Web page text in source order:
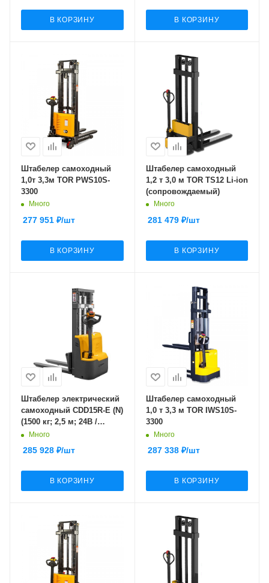
В КОРЗИНУ В КОРЗИНУ
Штабелер самоходный
1,0т 3,3м TOR PWS10S-
3300
Много
277 951 ₽/шт
В КОРЗИНУ
Штабелер самоходный
1,2 т 3,0 м TOR TS12 Li-ion
(сопровождаемый)
Много
281 479₽/шт
В КОРЗИНУ
Штабелер электрический
самоходный CDD15R-E (N)
(1500 кг; 2,5 м; 24В /
105Ач) SMARTLIFT
Много
285 928 ₽/шт
В КОРЗИНУ
Штабелер самоходный
1,0 т 3,3 м TOR IWS10S-
3300
Много
287 338₽/шт
В КОРЗИНУ